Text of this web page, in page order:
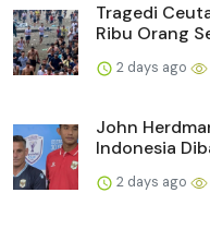
Tragedi
Ribu Orang
2 days ago
John
Indonesia
2 days ago